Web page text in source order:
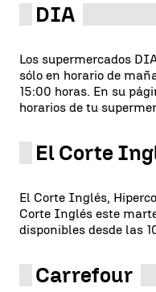
DIA
Los supermercados
sólo en horario de
15:00 horas. En su
horarios de tu
El Corte
El Corte Inglés,
Corte Inglés este
disponibles desde las
Carrefour